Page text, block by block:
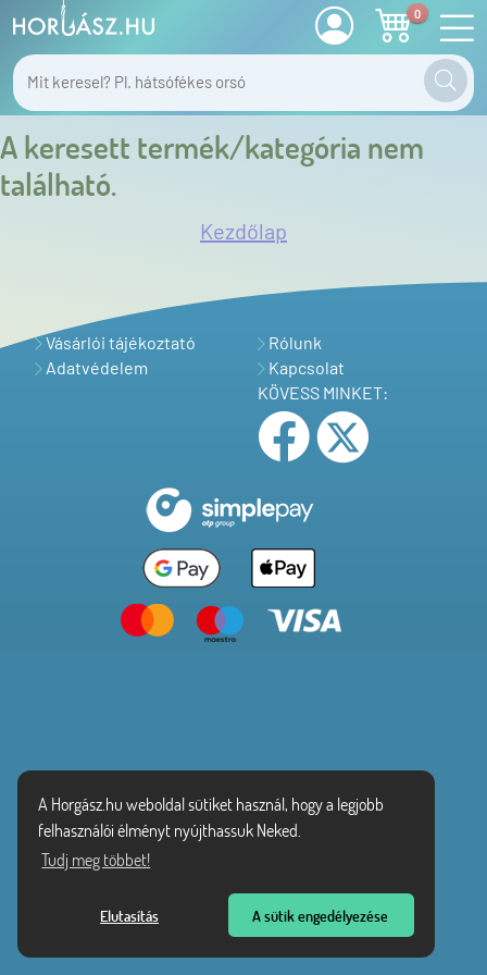
A Horgász.hu weboldal sütiket használ, hogy a legjobb
felhasználói élményt nyújthassuk Neked.
Tudj meg többet!
Elutasítás A sütik engedélyezése
0
A keresett termék/kategória nem
található.
Kezdőlap
Vásárlói tájékoztató
Adatvédelem
Rólunk
Kapcsolat
KÖVESS MINKET: